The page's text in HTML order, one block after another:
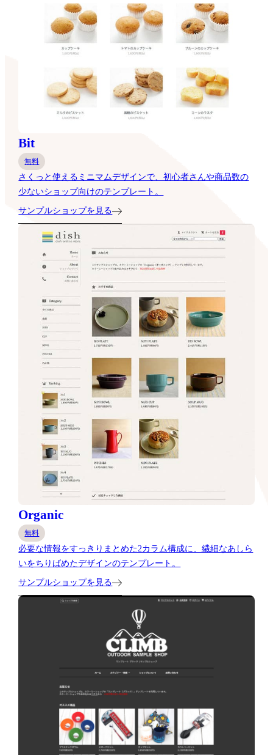
Bit
無料
さくっと使えるミニマムデザインで、初心者さんや商品数の
少ないショップ向けのテンプレート。
サンプルショップを見る
Organic
無料
必要な情報をすっきりまとめた2カラム構成に、繊細なあしら
いをちりばめたデザインのテンプレート。
サンプルショップを見る